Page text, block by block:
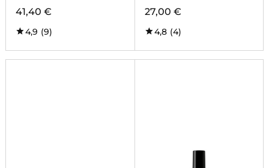
41,40 €
4,9 (9)
27,00 €
4,8 (4)